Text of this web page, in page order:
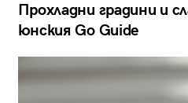
Прохладни градини и
юнския Go Guide